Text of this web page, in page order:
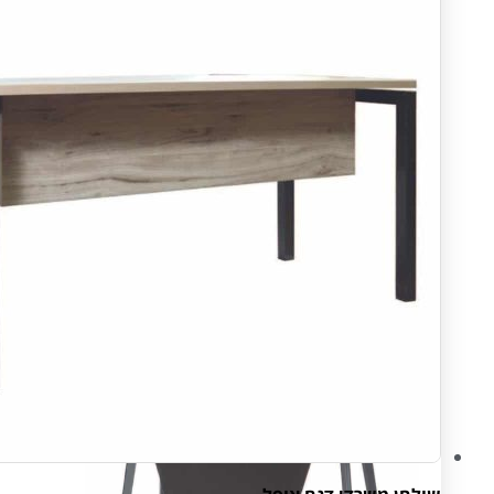
פינות המתנה
חדרי ארכיון ואחסון